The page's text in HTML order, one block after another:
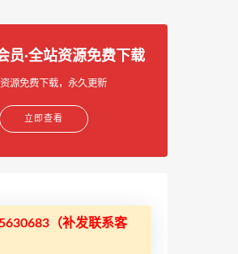
员·全站资源免费下载
源免费下载，永久更新
立即查看
（补发联系客